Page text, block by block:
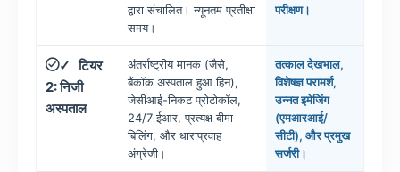
द्वारा संचालित। न्यूनतम प्रतीक्षा
समय।
परीक्षण।
✓
टियर
2: निजी
अस्पताल
अंतर्राष्ट्रीय मानक (जैसे,
बैंकॉक अस्पताल हुआ हिन),
जेसीआई-निकट प्रोटोकॉल,
24/7 ईआर, प्रत्यक्ष बीमा
बिलिंग, और धाराप्रवाह
अंग्रेजी।
तत्काल देखभाल,
विशेषज्ञ परामर्श,
उन्नत इमेजिंग
(एमआरआई/
सीटी), और प्रमुख
सर्जरी।